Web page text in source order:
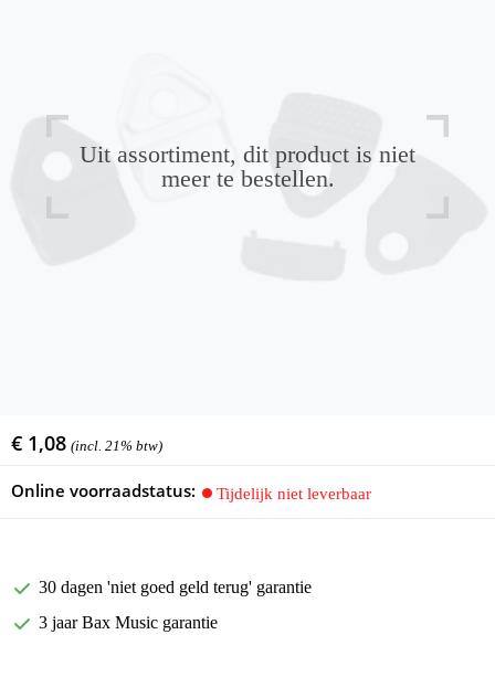
Uit assortiment, dit product is niet
meer te bestellen.
€ 1,08 (incl. 21% btw)
Online voorraadstatus: Tijdelijk niet leverbaar
30 dagen 'niet goed geld terug' garantie
3 jaar Bax Music garantie